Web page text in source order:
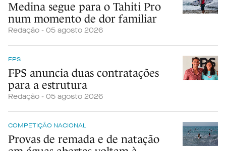
Medina segue para o Tahiti Pro
num momento de dor familiar
Redação - 05 agosto 2026
FPS
FPS anuncia duas contratações
para a estrutura
Redação - 05 agosto 2026
COMPETIÇÃO NACIONAL
Provas de remada e de natação